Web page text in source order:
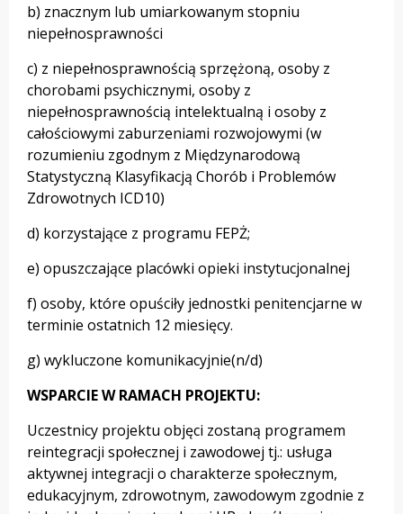
b) znacznym lub umiarkowanym stopniu
niepełnosprawności
c) z niepełnosprawnością sprzężoną, osoby z
chorobami psychicznymi, osoby z
niepełnosprawnością intelektualną i osoby z
całościowymi zaburzeniami rozwojowymi (w
rozumieniu zgodnym z Międzynarodową
Statystyczną Klasyfikacją Chorób i Problemów
Zdrowotnych ICD10)
d) korzystające z programu FEPŻ;
e) opuszczające placówki opieki instytucjonalnej
f) osoby, które opuściły jednostki penitencjarne w
terminie ostatnich 12 miesięcy.
g) wykluczone komunikacyjnie(n/d)
WSPARCIE W RAMACH PROJEKTU:
Uczestnicy projektu objęci zostaną programem
reintegracji społecznej i zawodowej tj.: usługa
aktywnej integracji o charakterze społecznym,
edukacyjnym, zdrowotnym, zawodowym zgodnie z